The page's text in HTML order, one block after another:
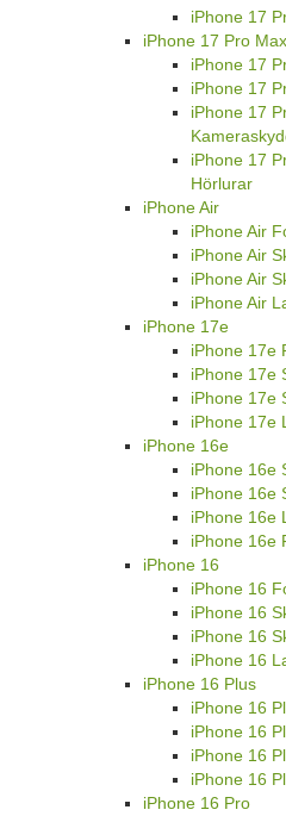
iPhone 17
iPhone 17 Pro Max
iPhone 17
iPhone 17
iPhone 17
iPhone 17
Hörlurar
iPhone Air
iPhone Air
iPhone Air
iPhone Air
iPhone Air
iPhone 17e
iPhone 17e
iPhone 17e
iPhone 17e
iPhone 17e
iPhone 16e
iPhone 16e
iPhone 16e
iPhone 16e
iPhone 16e
iPhone 16
iPhone 16
iPhone 16
iPhone 16
iPhone 16
iPhone 16 Plus
iPhone 16
iPhone 16
iPhone 16
iPhone 16
iPhone 16 Pro